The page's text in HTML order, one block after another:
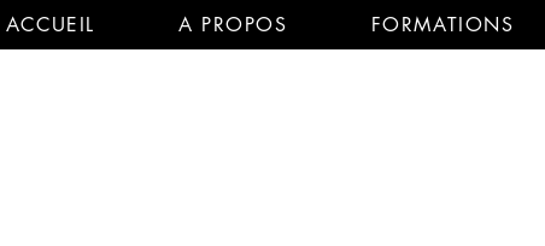
ACCUEIL A PROPOS FORMATIONS